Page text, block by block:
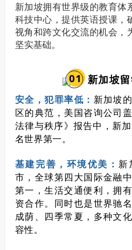
新加坡拥有世界级的教育体
科技中心，提供英语授课，
视角和跨文化交流的机会，
坚实基础。
01 新加坡
安全，犯罪率低： 新加坡
区的典范，美国咨询公司
法律与秩序》报告中，新
名世界第一。
基建完善，环境优美： 新
市，全球第四大国际金融
第一，生活交通便利，拥
资合作。同时也是世界驰
成荫、四季常夏，多种文
容性。